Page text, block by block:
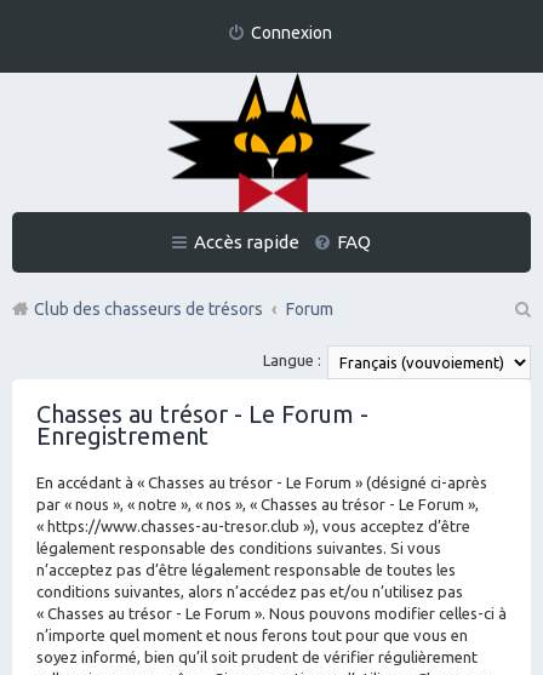
Connexion
Accès rapide FAQ
Club des chasseurs de trésors
Forum
Re
ch
Langue :
Chasses au trésor - Le Forum -
Enregistrement
En accédant à « Chasses au trésor - Le Forum » (désigné ci-après
par « nous », « notre », « nos », « Chasses au trésor - Le Forum »,
« https://www.chasses-au-tresor.club »), vous acceptez d’être
légalement responsable des conditions suivantes. Si vous
n’acceptez pas d’être légalement responsable de toutes les
conditions suivantes, alors n’accédez pas et/ou n’utilisez pas
« Chasses au trésor - Le Forum ». Nous pouvons modifier celles-ci à
n’importe quel moment et nous ferons tout pour que vous en
soyez informé, bien qu’il soit prudent de vérifier régulièrement